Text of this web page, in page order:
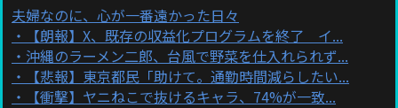
夫婦なのに、心が一番遠かった日々
【朗報】X、既存の収益化プログラムを終了 イ...
沖縄のラーメン二郎、台風で野菜を仕入れられず...
【悲報】東京都民「助けて。通勤時間減らしたい...
【衝撃】ヤニねこで抜けるキャラ、74%が一致...